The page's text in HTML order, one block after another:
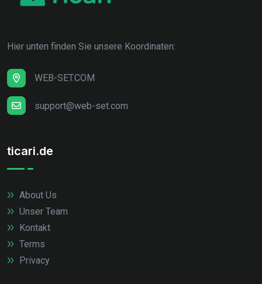
Hier unten finden Sie unsere Koordinaten:
WEB-SET.COM
support@web-set.com
ticari.de
About Us
Unser Team
Kontakt
Terms
Privacy